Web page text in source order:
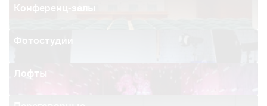
Конференц-залы
Фотостудии
Лофты